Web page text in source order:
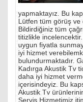
yapmaktayız. Bu
Lütfen tüm görüş ve
Bildirdiğiniz tüm
titizlikle
uygun fiyatla
iyi hizmet
bulundurmaktadır.
Kadırga Akustik Tv
daha iyi hizmet
içerisindeyiz. Bu
Akustik Tv
Servis Hizmetimiz